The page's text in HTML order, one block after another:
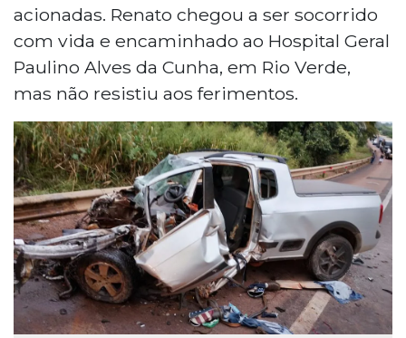
acionadas. Renato chegou a ser socorrido
com vida e encaminhado ao Hospital Geral
Paulino Alves da Cunha, em Rio Verde,
mas não resistiu aos ferimentos.